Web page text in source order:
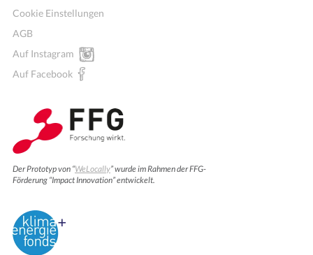
Cookie Einstellungen
AGB
Auf Instagram
Auf Facebook
Der Prototyp von “WeLocally” wurde im Rahmen der FFG-
Förderung “Impact Innovation” entwickelt.